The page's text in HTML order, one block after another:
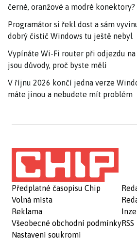
černé, oranžové a modré konektory?
Programátor si řekl dost a sám
dobrý čistič Windows tu ještě nebyl
Vypínáte Wi-Fi router při odjezdu na
jsou důvody, proč byste měli
V říjnu 2026 končí jedna verze
máte jinou a nebudete mít problém
Předplatné časopisu Chip
Volná místa
Reklama
Všeobecné obchodní podmínky
Nastavení soukromí
RSS